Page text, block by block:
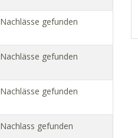
gefunden
gefunden
gefunden
gefunden